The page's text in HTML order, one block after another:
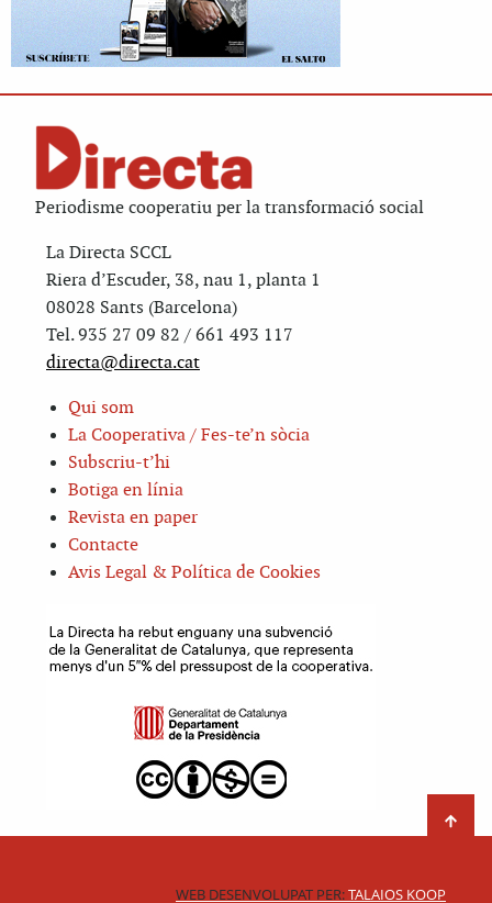
Periodisme cooperatiu per la transformació social
La Directa SCCL
Riera d’Escuder, 38, nau 1, planta 1
08028 Sants (Barcelona)
Tel. 935 27 09 82 / 661 493 117
directa@directa.cat
Qui som
La Cooperativa / Fes-te’n sòcia
Subscriu-t’hi
Botiga en línia
Revista en paper
Contacte
Avis Legal & Política de Cookies
WEB DESENVOLUPAT PER:TALAIOS KOOP